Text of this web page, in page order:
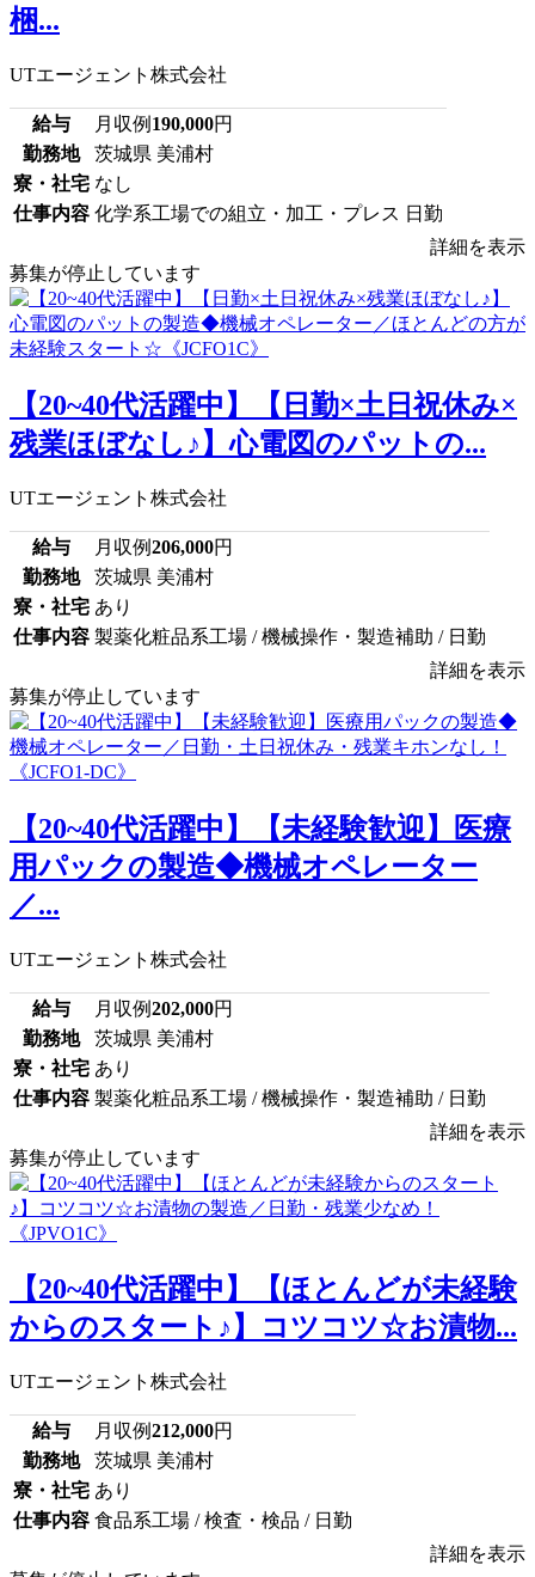
梱...
UTエージェント株式会社
給与 月収例 190,000円
勤務地
茨城県 美浦村
寮・社宅 なし
仕事内容 化学系工場での組立・加工・プレス 日勤
詳細を表示
募集が停止しています
【20~40代活躍中】【日勤×土日祝休み×
残業ほぼなし♪】心電図のパットの...
UTエージェント株式会社
給与 月収例206,000円
勤務地
茨城県 美浦村
寮・社宅 あり
仕事内容 製薬化粧品系工場 / 機械操作・製造補助 / 日勤
詳細を表示
募集が停止しています
【20~40代活躍中】【未経験歓迎】医療
用パックの製造◆機械オペレーター
／...
UTエージェント株式会社
給与 月収例202,000円
勤務地
茨城県 美浦村
寮・社宅 あり
仕事内容 製薬化粧品系工場 / 機械操作・製造補助 / 日勤
詳細を表示
募集が停止しています
【20~40代活躍中】【ほとんどが未経験
からのスタート♪】コツコツ☆お漬物...
UTエージェント株式会社
給与 月収例212,000円
勤務地
茨城県 美浦村
寮・社宅 あり
仕事内容 食品系工場 / 検査・検品 / 日勤
詳細を表示